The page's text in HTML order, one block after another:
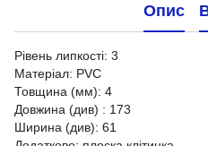
Опис
Рівень липкості: 3
Матеріал: PVC
Товщина (мм): 4
Довжина (див) : 173
Ширина (див): 61